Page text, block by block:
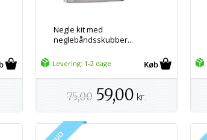
Negle kit med
neglebåndsskubber...
Levering: 1-2 dage
75,00 59,00 kr.